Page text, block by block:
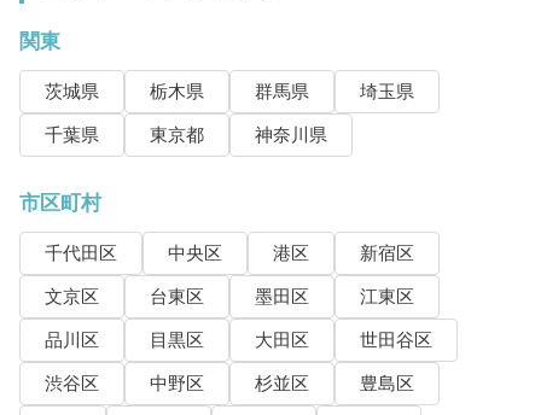
関東
茨城県 栃木県 群馬県
埼玉県
千葉県
東京都 神奈川県
市区町村
千代田区 中央区 港区
新宿区
文京区
台東区 墨田区
江東区
品川区
目黒区 大田区
世田谷区
渋谷区
中野区 杉並区
豊島区